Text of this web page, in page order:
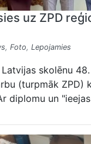
uz ZPD
, Foto, Lepojamies
skolēnu
(turpmāk ZPD)
diplomu un